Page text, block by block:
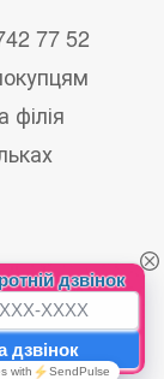
77 52
філія